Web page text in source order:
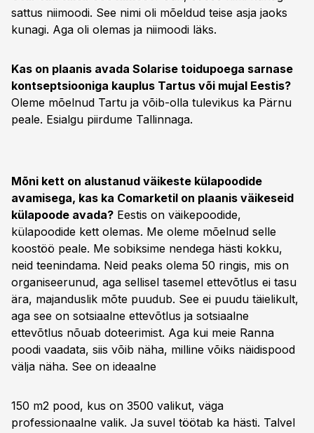
sattus niimoodi. See nimi oli mõeldud teise asja jaoks
kunagi. Aga oli olemas ja niimoodi läks.
Kas on plaanis avada Solarise toidupoega sarnase
kontseptsiooniga kauplus Tartus või mujal Eestis?
Oleme mõelnud Tartu ja võib-olla tulevikus ka Pärnu
peale. Esialgu piirdume Tallinnaga.
Mõni kett on alustanud väikeste külapoodide
avamisega, kas ka Comarketil on plaanis väikeseid
külapoode avada? Eestis on väikepoodide,
külapoodide kett olemas. Me oleme mõelnud selle
koostöö peale. Me sobiksime nendega hästi kokku,
neid teenindama. Neid peaks olema 50 ringis, mis on
organiseerunud, aga sellisel tasemel ettevõtlus ei tasu
ära, majanduslik mõte puudub. See ei puudu täielikult,
aga see on sotsiaalne ettevõtlus ja sotsiaalne
ettevõtlus nõuab doteerimist. Aga kui meie Ranna
poodi vaadata, siis võib näha, milline võiks näidispood
välja näha. See on ideaalne
150 m2 pood, kus on 3500 valikut, väga
professionaalne valik. Ja suvel töötab ka hästi. Talvel